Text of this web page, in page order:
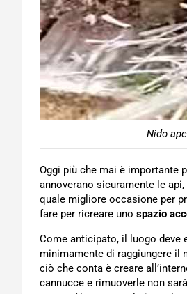
Nido
Oggi più che mai è importante
annoverano sicuramente le
quale migliore occasione per
fare per ricreare uno spazio
Come anticipato, il luogo deve
minimamente di raggiungere
ciò che conta è creare
cannucce e rimuoverle non